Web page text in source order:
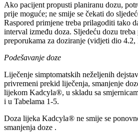
Ako pacijent propusti planiranu dozu,
prije moguće; ne smije se čekati do
Raspored primjene treba prilagoditi tako
interval između doza. Sljedeću dozu
preporukama za doziranje (vidjeti dio 4.2,
Podešavanje doze
Liječenje simptomatskih neželjenih
privremeni prekid liječenja, smanjenje
lijekom Kadcyla®, u skladu sa
i u Tabelama 1-5.
Doza lijeka Kadcyla® ne smije se
smanjenja doze .